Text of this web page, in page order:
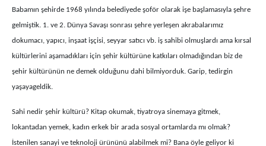
Babamın şehirde 1968 yılında belediyede şoför olarak işe başlamasıyla şehre
gelmiştik. 1. ve 2. Dünya Savaşı sonrası şehre yerleşen akrabalarımız
dokumacı, yapıcı, inşaat işçisi, seyyar satıcı vb. iş sahibi olmuşlardı ama kırsal
kültürlerini aşamadıkları için şehir kültürüne katkıları olmadığından biz de
şehir kültürünün ne demek olduğunu dahi bilmiyorduk. Garip, tedirgin
yaşayageldik.
Sahi nedir şehir kültürü? Kitap okumak, tiyatroya sinemaya gitmek,
lokantadan yemek, kadın erkek bir arada sosyal ortamlarda mı olmak?
İstenilen sanayi ve teknoloji ürününü alabilmek mi? Bana öyle geliyor ki